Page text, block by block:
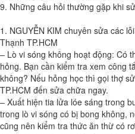
9. Những câu hỏi thường gặp khi
1. NGUYỄN KIM chuyên sửa các
Thạnh TP.HCM
– Lò vi sóng không hoạt động: Có
hỏng. Bạn cần kiểm tra xem công
không? Nếu hỏng học thì gọi thợ
TP.HCM đến sửa chữa ngay.
– Xuất hiện tia lửa lóe sáng trong
trong lò vi sóng có bị bong không,
cũng nên kiểm tra thức ăn thừ có